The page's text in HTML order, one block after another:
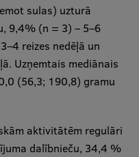
sulas) uzturā
9,4% (n = 3) – 5–6
reizes nedēļā un
Uzņemtais mediānais
(56,3; 190,8) gramu
aktivitātēm regulāri
dalībnieču, 34,4 %